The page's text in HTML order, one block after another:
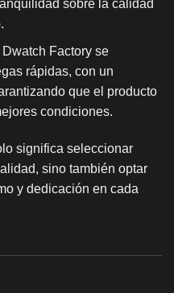
sobre la calidad
Dwatch Factory se
rápidas, con un
que el producto
condiciones.
significa seleccionar
sino también optar
y dedicación en cada